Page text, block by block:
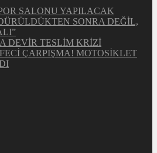
SALONU YAPILACAK
SONRA DEĞİL,
DEVİR TESLİM KRİZİ
ÇARPIŞMA! MOTOSİKLET